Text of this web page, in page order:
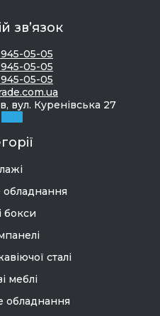
зв’язок
05-05
05-05
05-05
вул. Куренівська 27
бокси
сталі
меблі
обладнання